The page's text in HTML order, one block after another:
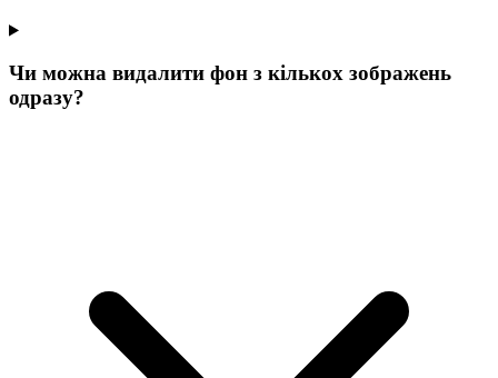
Чи можна видалити фон з кількох зображень
одразу?